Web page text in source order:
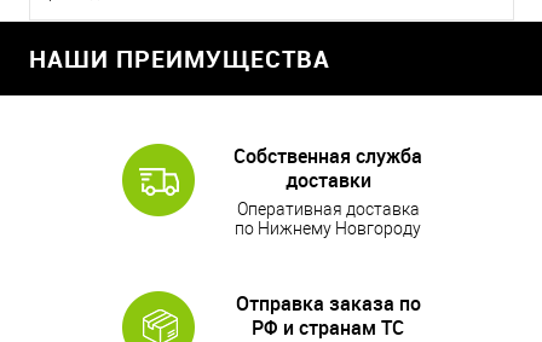
НАШИ ПРЕИМУЩЕСТВА
Собственная служба
доставки
Оперативная доставка
по Нижнему Новгороду
Отправка заказа по
РФ и странам ТС